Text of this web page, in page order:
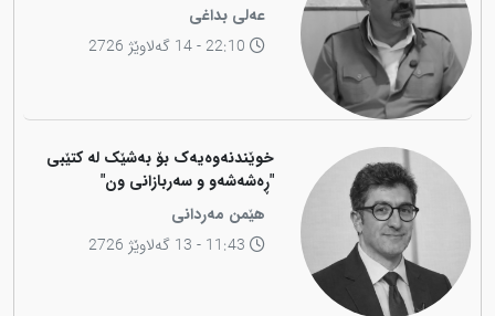
عەلی بداغی
خوێندنەوەیەک بۆ بەشێک لە کتێبی
"ڕەشەشەو و سەربازانی ون"
هێمن مەردانی